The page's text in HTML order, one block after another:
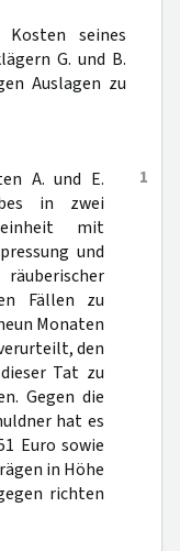
seines
G. und B.
Auslagen zu
1
A. und E.
in zwei
mit
und
Fällen zu
Monaten
den
Tat zu
Gegen die
hat es
Euro sowie
in Höhe
richten